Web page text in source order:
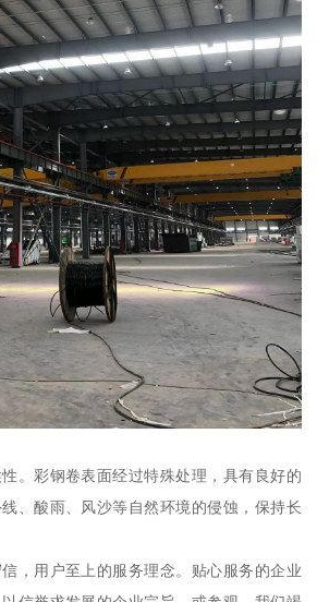
。彩钢卷表面经过特殊处理，具有良好的
、酸雨、风沙等自然环境的侵蚀，保持长
，用户至上的服务理念。贴心服务的企业